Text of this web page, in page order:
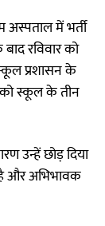
में भर्ती
रविवार को
प्रशासन के
स्कूल के तीन
उन्हें छोड़ दिया
और अभिभावक